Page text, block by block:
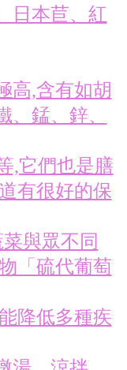
日本苣、紅
高,含有如胡
錳、鋅、
,它們也是膳
有很好的保
與眾不同
「硫代葡萄
降低多種疾